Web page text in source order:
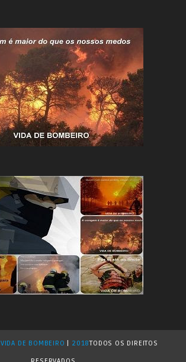
VIDA DE BOMBEIRO 2018TODOS OS DIREITOS